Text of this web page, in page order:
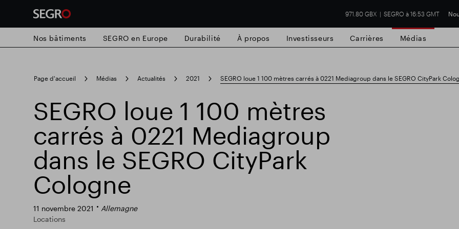
971.80 GBX SEGRO à 16:53 GMT
search
for
Recherche populaire
Responsable SEGRO Domaine commercial de Slough
Parc intelligent
Nos bâtiments SEGRO en Europe Durabilité À propos Investisseurs Carrières Médias
Page d'accueil Médias Actualités 2021 SEGRO loue 1 100 mètres carrés à 0221 Mediagroup dans le SEGRO CityPark
SEGRO loue 1 100 mètres
carrés à 0221 Mediagroup
dans le SEGRO CityPark
Cologne
11 novembre 2021
Allemagne
Locations